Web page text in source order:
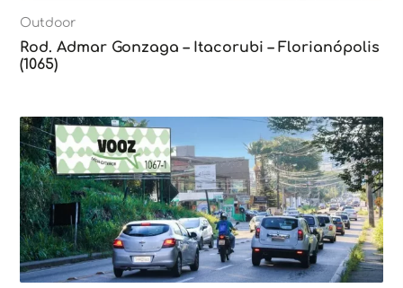
Outdoor
Rod. Admar Gonzaga – Itacorubi – Florianópolis
(1065)